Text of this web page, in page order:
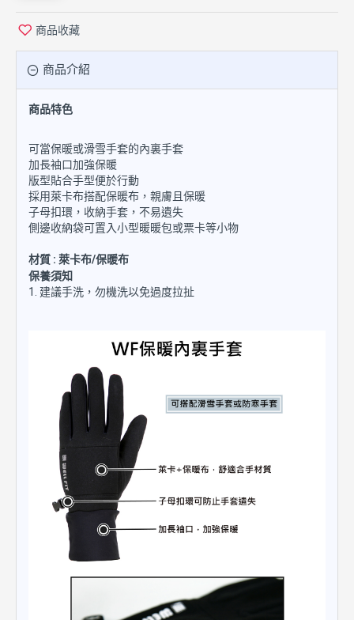
商品收藏
商品介紹
商品特色
可當保暖或滑雪手套的內裏手套
加長袖口加強保暖
版型貼合手型便於行動
採用萊卡布搭配保暖布，親膚且保暖
子母扣環，收納手套，不易遺失
側邊收納袋可置入小型暖暖包或票卡等小物
材質 : 萊卡布/保暖布
保養須知
1. 建議手洗，勿機洗以免過度拉扯